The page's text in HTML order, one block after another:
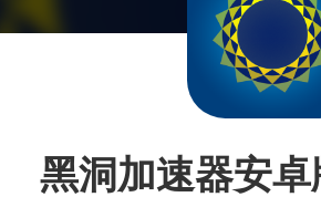
黑洞加速器安